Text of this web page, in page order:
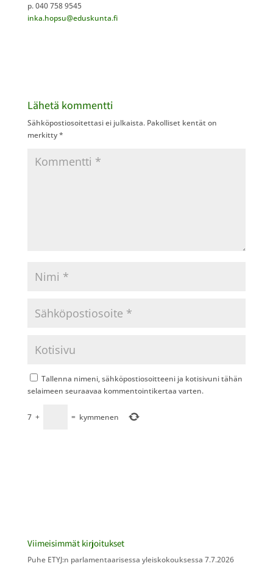
p. 040 758 9545
inka.hopsu@eduskunta.fi
Lähetä kommentti
Sähköpostiosoitettasi ei julkaista. Pakolliset kentät on
merkitty*
Tallenna nimeni, sähköpostiosoitteeni ja kotisivuni tähän
selaimeen seuraavaa kommentointikertaa varten.
7 + = kymmenen
Viimeisimmät kirjoitukset
Puhe ETYJ:n parlamentaarisessa yleiskokouksessa 7.7.2026